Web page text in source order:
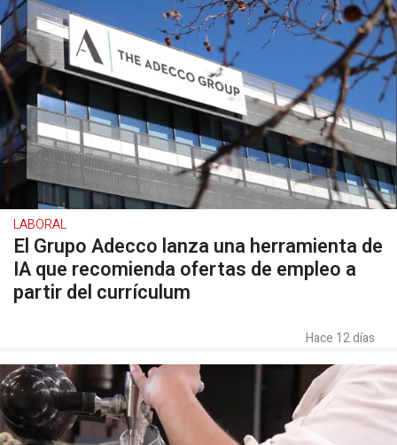
LABORAL
El Grupo Adecco lanza una herramienta de
IA que recomienda ofertas de empleo a
partir del currículum
Hace 12 días